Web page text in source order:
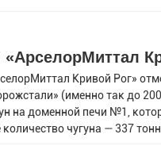
Кривой Рог»
(именно так до
на доменной печи №1,
чугуна — 337